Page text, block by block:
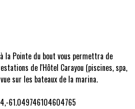
la Pointe du bout vous permettra de
de l'Hôtel Carayou (piscines, spa,
sur les bateaux de la marina.
61.049746104604765